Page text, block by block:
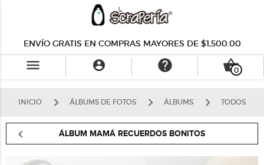
ENVÍO GRATIS EN COMPRAS MAYORES DE $1,500.00
menu  help 0
shopping_basket
INICIO ÁLBUMS DE FOTOS ÁLBUMS TODOS
ÁLBUM MAMÁ RECUERDOS BONITOS